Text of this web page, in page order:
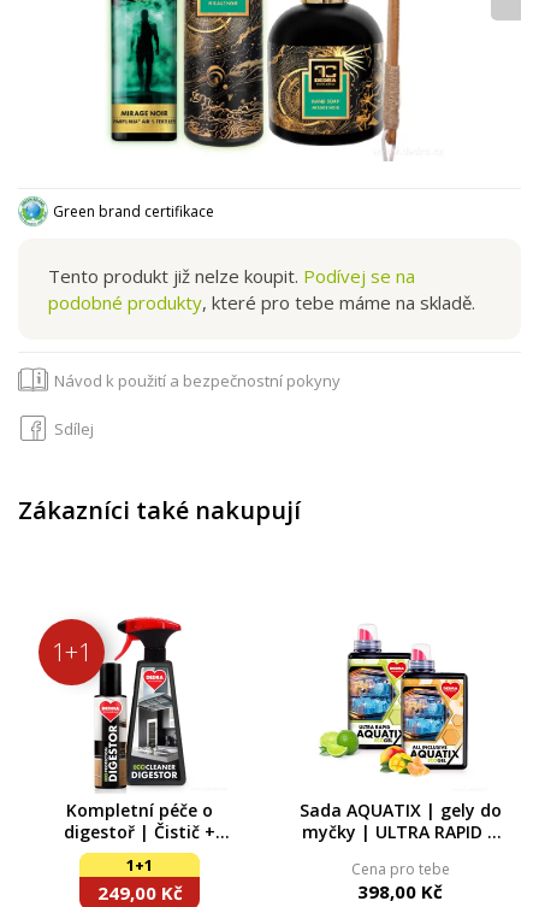
Green brand certifikace
Tento produkt již nelze koupit. Podívej se na
podobné produkty, které pro tebe máme na skladě.
Návod k použití a bezpečnostní pokyny
Sdílej
Zákazníci také nakupují
1+1
Kompletní péče o
digestoř | Čistič +
impregnační sprej | 500
ml + 200 ml
1+1
249,00 Kč
Sada AQUATIX | gely do
myčky | ULTRA RAPID +
mytí
Cena pro tebe
398,00 Kč